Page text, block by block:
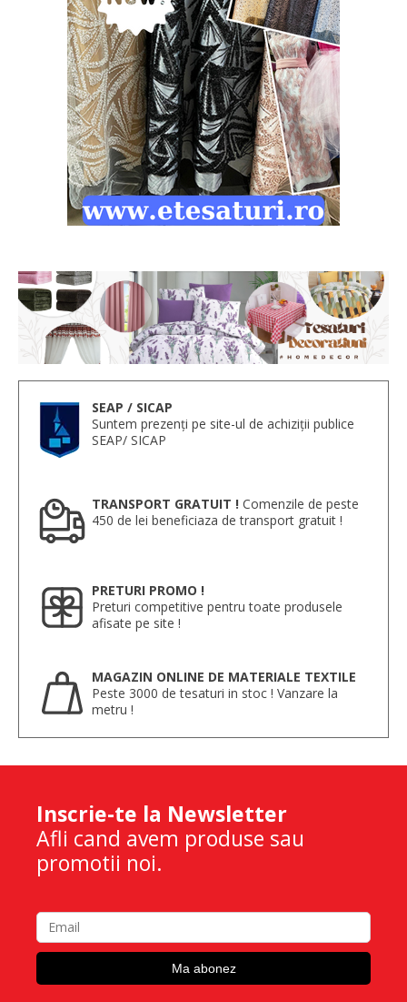
SEAP / SICAP
Suntem prezenți pe site-ul de achiziții publice
SEAP/ SICAP
TRANSPORT GRATUIT ! Comenzile de peste
450 de lei beneficiaza de transport gratuit !
PRETURI PROMO !
Preturi competitive pentru toate produsele
afisate pe site !
MAGAZIN ONLINE DE MATERIALE TEXTILE
Peste 3000 de tesaturi in stoc ! Vanzare la
metru !
Inscrie-te la Newsletter
Afli cand avem produse sau
promotii noi.